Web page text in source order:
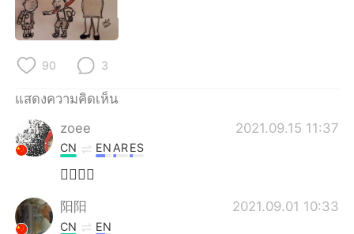
90 3
แสดงความคิดเห็น
zoee
2021.09.15 11:37
CN EN ARES
👍🏼👍🏼
阳阳 2021.09.01 10:33
CN EN